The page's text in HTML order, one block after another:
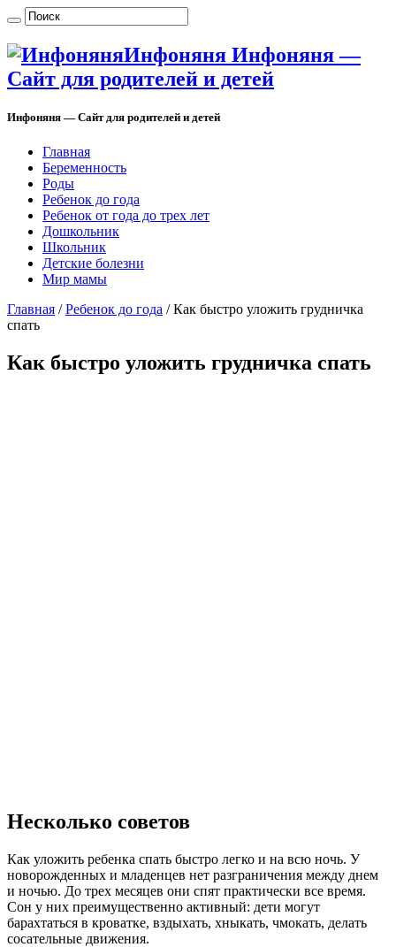
Инфоняня Инфоняня —
Сайт для родителей и детей
Инфоняня — Сайт для родителей и детей
Главная
Беременность
Роды
Ребенок до года
Ребенок от года до трех лет
Дошкольник
Школьник
Детские болезни
Мир мамы
Главная / Ребенок до года / Как быстро уложить грудничка
спать
Как быстро уложить грудничка спать
Несколько советов
Как уложить ребенка спать быстро легко и на всю ночь. У
новорожденных и младенцев нет разграничения между днем
и ночью. До трех месяцев они спят практически все время.
Сон у них преимущественно активный: дети могут
барахтаться в кроватке, вздыхать, хныкать, чмокать, делать
сосательные движения.